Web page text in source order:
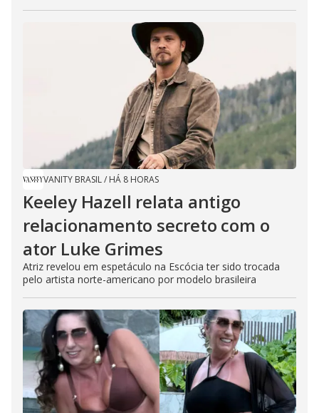
VANITY BRASIL/ HÁ 8 HORAS
Keeley Hazell relata antigo
relacionamento secreto com o
ator Luke Grimes
Atriz revelou em espetáculo na Escócia ter sido trocada
pelo artista norte-americano por modelo brasileira